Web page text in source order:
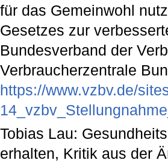
für das Gemeinwohl
Gesetzes zur
Bundesverband der
Verbraucherzentrale
https://www.vzbv.de/
Tobias Lau:
erhalten, Kritik aus der